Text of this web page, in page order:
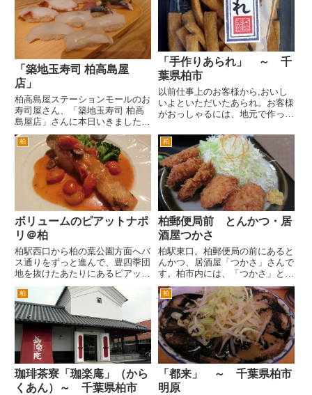
合を見てから入ります。 旬 さ
んは...
た。ちょっと義理を欠いたという
か、行けなかったことがとても
残...
「築地玉寿司 柏高島屋
店」
柏高島屋ステーションモールのお
寿司屋さん、「築地玉寿司 柏高
島屋店」さんに本日いきました。
テーブル席はほぼ満席でした。
ノンアルコールビール オールフ
リー めかぶと蟹肉のネバネバサ
ラダ 美味しいし、めかぶと野
菜、蟹肉のバランスがよい。ヘル
シ...
「手作りあられ」 ～ 千
葉県柏市
以前仕事上のお客様から,おいし
いよといただいたあられ。お客様
がおっしゃるには、地元で作って
けどとてもおいしいとのことでし
た。 確かにおいしい。僕の個人
的な感想としては、お茶のおとも
に最高です。また唐辛子は、ビ
ー...
柏
ボリュームのピアットナポ
リ＠柏
柏駅西口から柏の葉公園方面へバ
ス通りをずっと進んで、豊四季団
地を抜けたあたりにあるピアット
ナポリに行ってきました。 豊四
季団のバス通り沿いが、建て替え
工事が始まっていてびっくり。東
葛高校側は、建て替えが済んでい
たんですが、全面建て替えにな
る...
柏
柏郵便局前 とんかつ・居
酒屋つかさ
柏駅東口。柏郵便局の前にあると
んかつ、居酒屋「つかさ」さんで
す。柏市内には、「つかさ」とい
う屋号のとんかつやさんが、複数
ありますね。 というか「つか
さ」という屋号のとんかつ屋さん
って多いです。特に夜は、居酒屋
さんもやってるとんかつ屋さん。
...
柏
珈琲茶寮「珈楽庵」（から
くあん）～ 千葉県柏市
柏
「都来」 ～ 千葉県柏市
明原